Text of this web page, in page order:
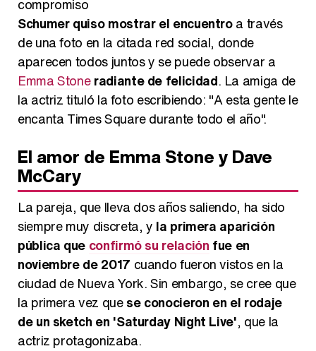
compromiso
Schumer quiso mostrar el encuentroa través
de una foto en la citada red social, donde
aparecen todos juntos y se puede observar a
Emma Stone radiante de felicidad. La amiga de
la actriz tituló la foto escribiendo: "A esta gente le
encanta Times Square durante todo el año".
El amor de Emma Stone y Dave
McCary
La pareja, que lleva dos años saliendo, ha sido
siempre muy discreta, y la primera aparición
pública que confirmó su relación fue en
noviembre de 2017 cuando fueron vistos en la
ciudad de Nueva York. Sin embargo, se cree que
la primera vez quese conocieron en el rodaje
de un sketch en 'Saturday Night Live', que la
actriz protagonizaba.